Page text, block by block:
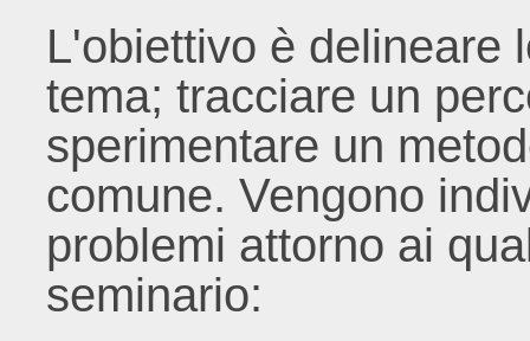
L'obiettivo è delineare
tema; tracciare un
sperimentare un
comune.Vengono
problemi attorno ai
seminario: